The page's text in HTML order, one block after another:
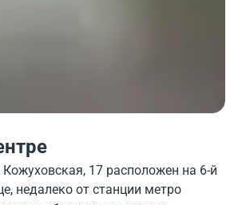
Кожуховская, 17 расположен на 6-й
недалеко от станции метро